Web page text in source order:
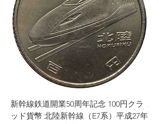
en el futuro.
Por favor, considere cuidadosamente
los productos y condiciones antes de
realizar su pedido y tomar su decisión.
Agradecemos su comprensión y
cooperación. Su satisfacción es nuestra
prioridad y haremos todo lo posible
para brindarle una excelente
experiencia de compra.
新幹線鉄道開業50周年記念 100円クラ
ッド貨幣 北陸新幹線（E7系）平成27年